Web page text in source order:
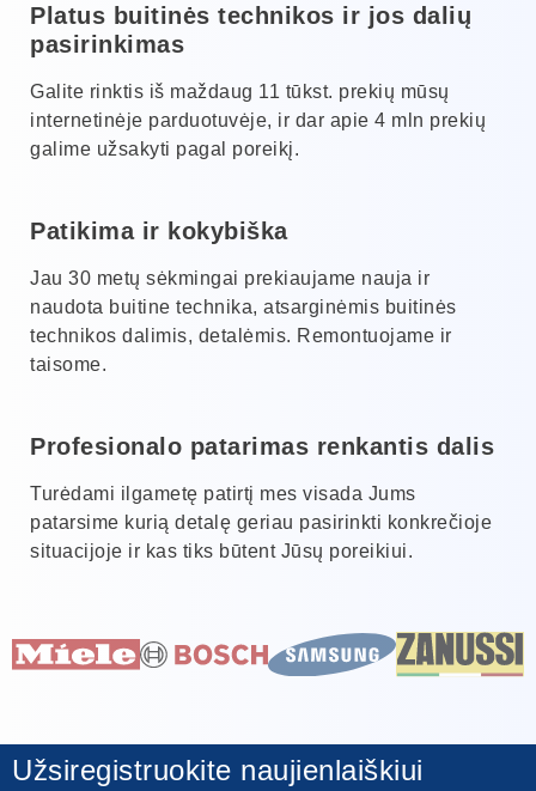
Platus buitinės technikos ir jos dalių
pasirinkimas
Galite rinktis iš maždaug 11 tūkst. prekių mūsų
internetinėje parduotuvėje, ir dar apie 4 mln prekių
galime užsakyti pagal poreikį.
Patikima ir kokybiška
Jau 30 metų sėkmingai prekiaujame nauja ir
naudota buitine technika, atsarginėmis buitinės
technikos dalimis, detalėmis. Remontuojame ir
taisome.
Profesionalo patarimas renkantis dalis
Turėdami ilgametę patirtį mes visada Jums
patarsime kurią detalę geriau pasirinkti konkrečioje
situacijoje ir kas tiks būtent Jūsų poreikiui.
Užsiregistruokite naujienlaiškiui